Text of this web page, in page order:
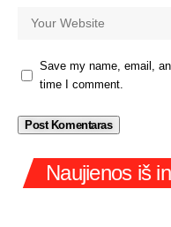
Save my name, email,
time I comment.
Naujienos iš